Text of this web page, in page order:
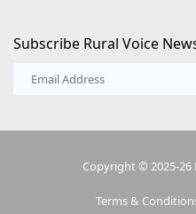
Subscribe Rural Voice
Copyright © 2025-26
Terms &